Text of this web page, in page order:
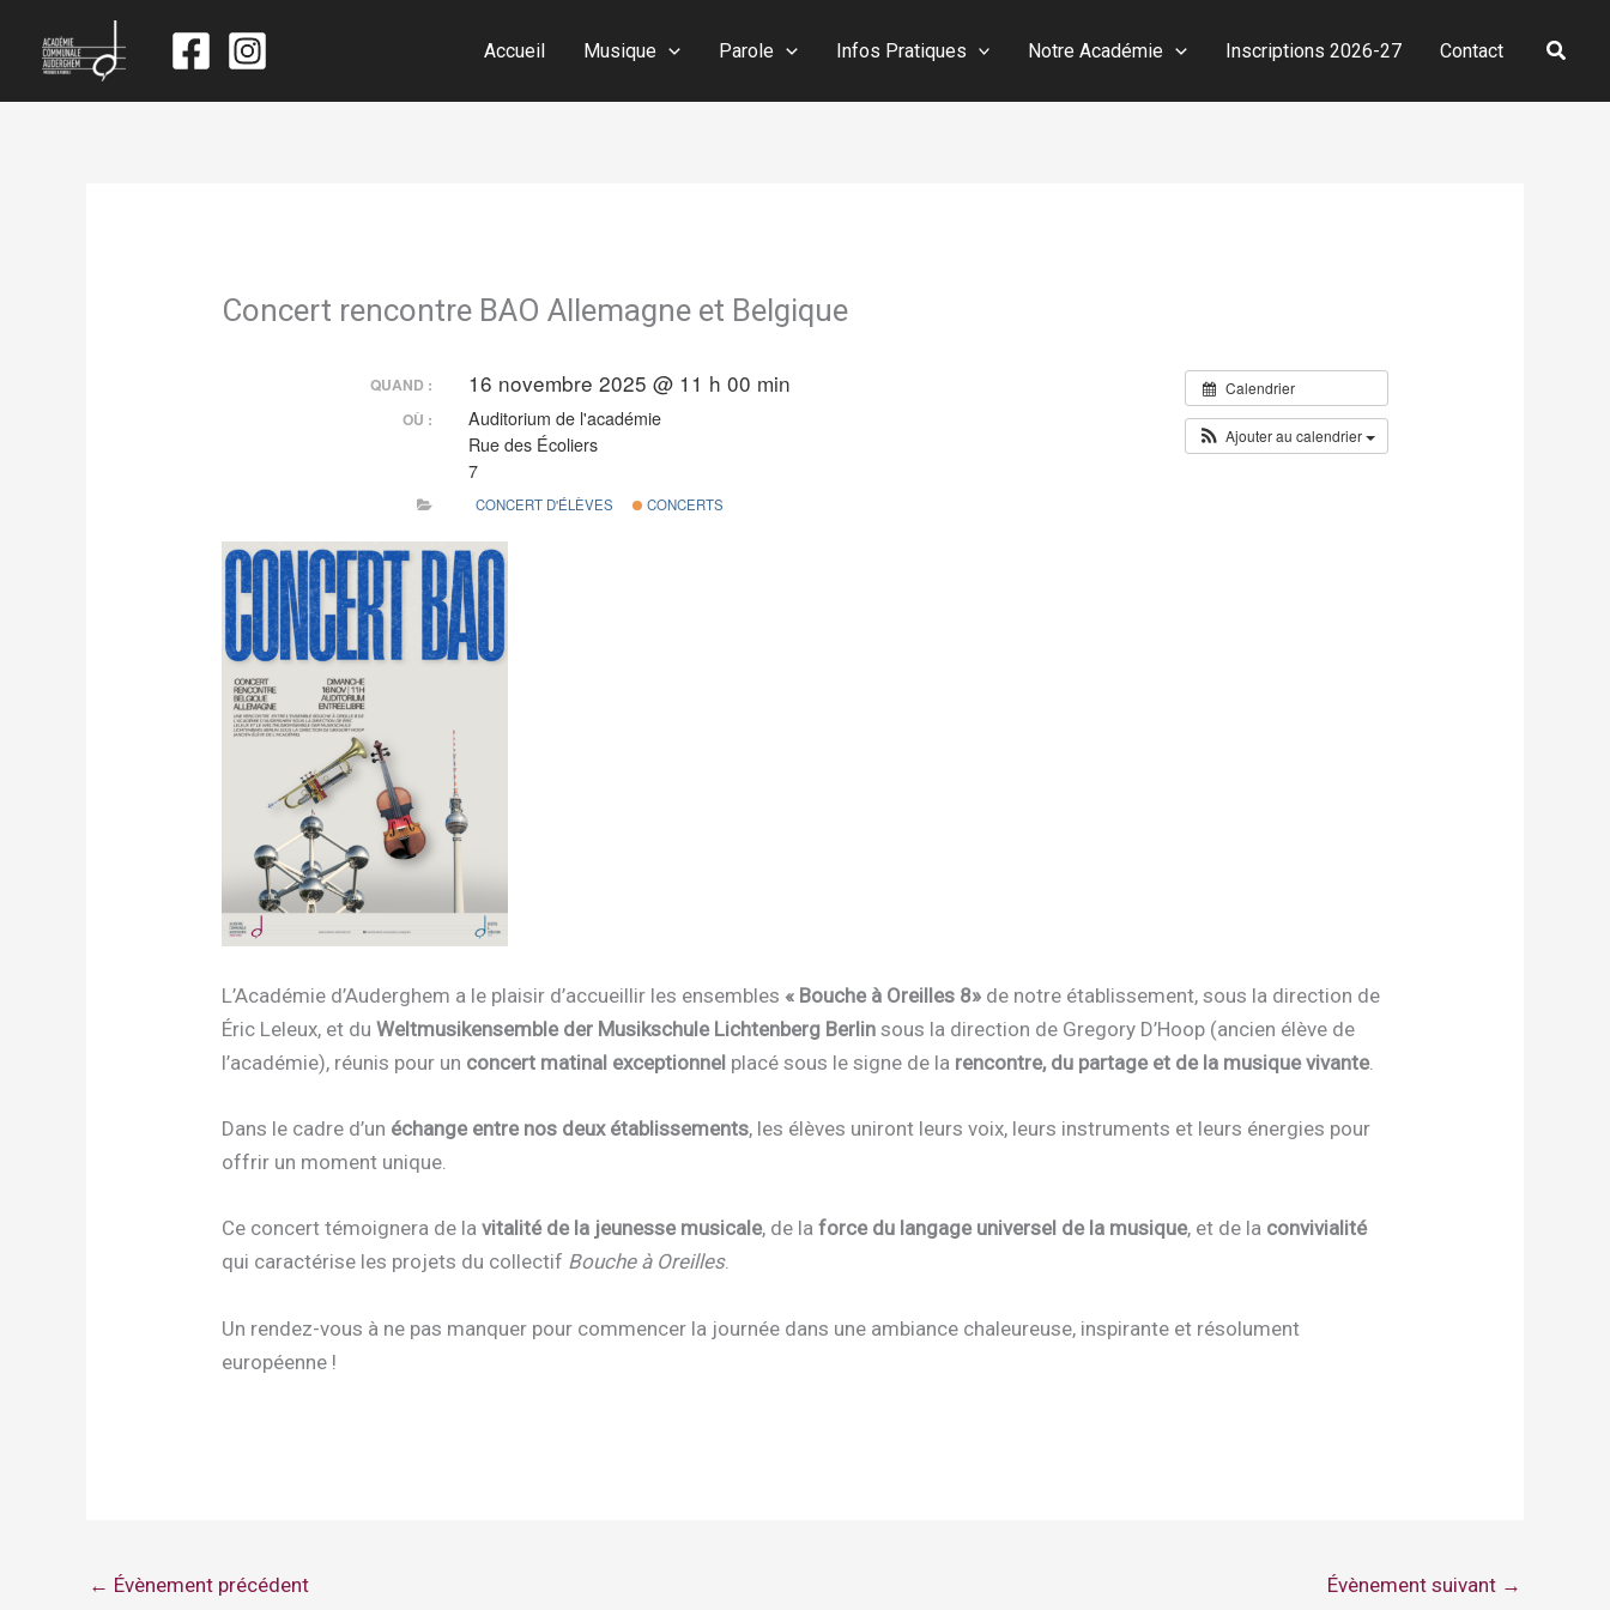
Accueil Musique Parole Infos Pratiques Notre Académie Inscriptions 2026-27 Contact
Concert rencontre BAO Allemagne et Belgique
Calendrier
Ajouter au calendrier
QUAND : 16 novembre 2025 @ 11 h 00 min
OÙ :
Auditorium de l'académie
Rue des Écoliers
7
CONCERT D'ÉLÈVES CONCERTS
L’Académie d’Auderghem a le plaisir d’accueillir les ensembles« Bouche à Oreilles 8» de notre établissement, sous la direction de
Éric Leleux, et duWeltmusikensemble der Musikschule Lichtenberg Berlin sous la direction de Gregory D’Hoop (ancien élève de
l’académie), réunis pour un concert matinal exceptionnel placé sous le signe de la rencontre, du partage et de la musique vivante.
Dans le cadre d’un échange entre nos deux établissements, les élèves uniront leurs voix, leurs instruments et leurs énergies pour
offrir un moment unique.
Ce concert témoignera de lavitalité de la jeunesse musicale, de laforce du langage universel de la musique, et de la convivialité
qui caractérise les projets du collectif Bouche à Oreilles.
Un rendez-vous à ne pas manquer pour commencer la journée dans une ambiance chaleureuse, inspirante et résolument
européenne !
← Évènement précédent Évènement suivant →